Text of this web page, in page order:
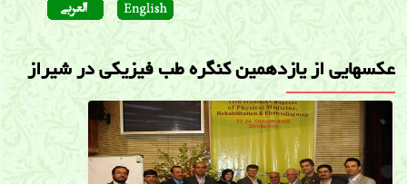
عكسهايی از يازدهمين كنگره طب فيزيكی در شيراز